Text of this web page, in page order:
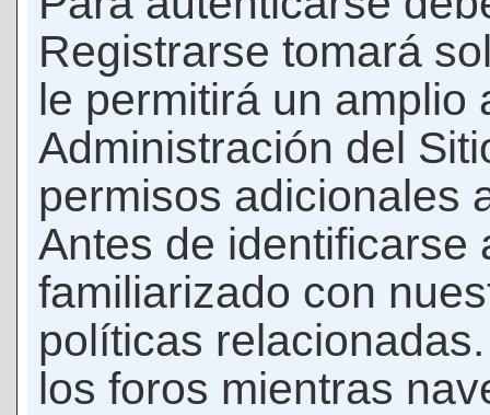
Registrarse tomará
le permitirá un amplio
Administración del
permisos adicionales
Antes de identificarse
familiarizado con
políticas
los foros mientras